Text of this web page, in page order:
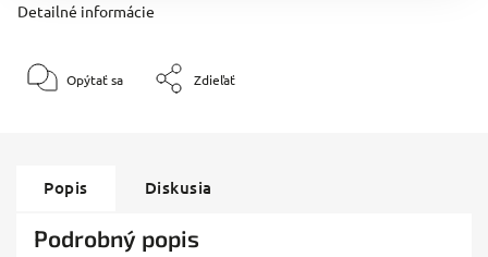
Detailné informácie
Opýtať sa Zdieľať
Popis Diskusia
Podrobný popis